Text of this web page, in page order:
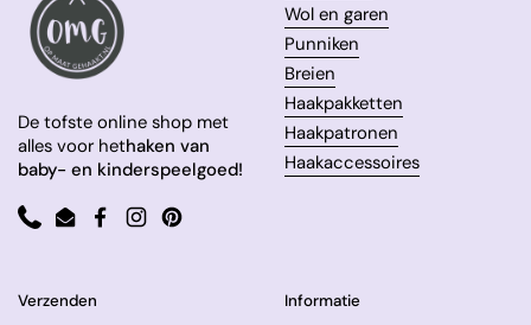
De tofste online shop met
alles voor hethaken van
baby- en kinderspeelgoed!
PhoneEmailFacebook
InstagramPinterest
Wol en garen
Punniken
Breien
Haakpakketten
Haakpatronen
Haakaccessoires
Verzenden Informatie